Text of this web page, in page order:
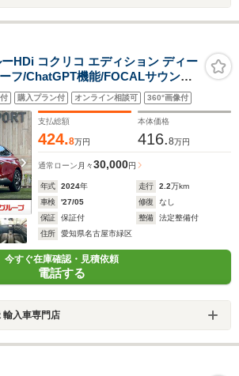
HDi コクリコ エディション ディー
フ/ChatGPT機能/FOCALサウン
トベンチレーション/シートヒータ
ーシート/パワーバックドア/アダプ
ロール/ヘッドアップディスプレイ/
購入プラン付 オンライン相談可 360°画像付
支払総額
424.8万円
本体価格
416.8万円
通常ローン 月々30,000円
年式 2024年 走行 2.2万km
車検
'27/05 修復
なし
保証
保証付 整備
法定整備付
住所
愛知県名古屋市緑区
今すぐ在庫確認・見積依頼
電話する
輸入車専門店